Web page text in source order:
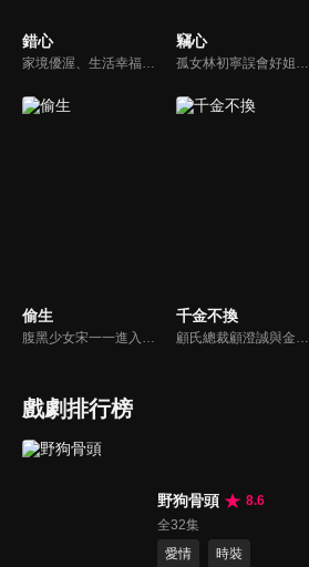
錯心 竊心
偷生
腹黑少女宋一一進入雨淋集團一心完成母親的遺願，卻遭遇舅舅薛繁與的強制驅趕，一場少女與大叔之間調教與反調教的拉扯戰，在未知的豪門恩怨中展開...
千金不換
顧氏總裁顧澄誠與金家千金金燦燦兩家聯姻宴席上，童話突然現身阻止，直言自己才是金家真千金，現場頓時混亂，眾人為了自己的利益各執一詞，無人在意童話這個所謂的真千金。
戲劇排行榜
野狗骨頭
8.6
全32集
愛情
時裝